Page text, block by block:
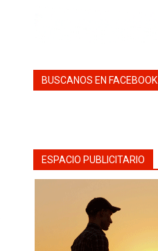
BUSCANOS EN FACEBOOK
ESPACIO PUBLICITARIO